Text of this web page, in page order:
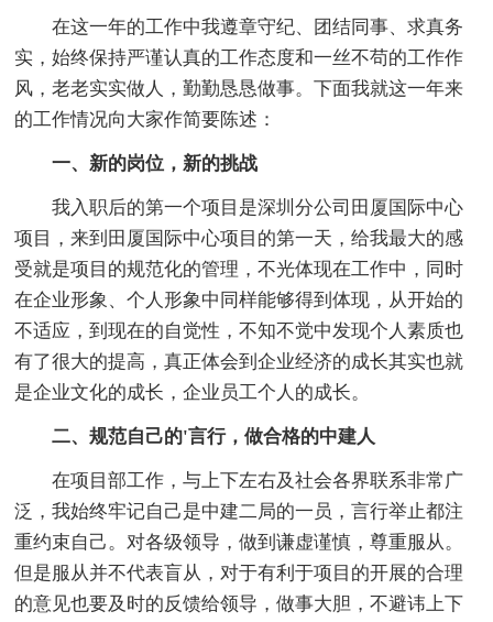
在这一年的工作中我遵章守纪、团结同事、求真务
实，始终保持严谨认真的工作态度和一丝不苟的工作作
风，老老实实做人，勤勤恳恳做事。下面我就这一年来
的工作情况向大家作简要陈述：
一、新的岗位，新的挑战
我入职后的第一个项目是深圳分公司田厦国际中心
项目，来到田厦国际中心项目的第一天，给我最大的感
受就是项目的规范化的管理，不光体现在工作中，同时
在企业形象、个人形象中同样能够得到体现，从开始的
不适应，到现在的自觉性，不知不觉中发现个人素质也
有了很大的提高，真正体会到企业经济的成长其实也就
是企业文化的成长，企业员工个人的成长。
二、规范自己的'言行，做合格的中建人
在项目部工作，与上下左右及社会各界联系非常广
泛，我始终牢记自己是中建二局的一员，言行举止都注
重约束自己。对各级领导，做到谦虚谨慎，尊重服从。
但是服从并不代表盲从，对于有利于项目的开展的合理
的意见也要及时的反馈给领导，做事大胆，不避讳上下